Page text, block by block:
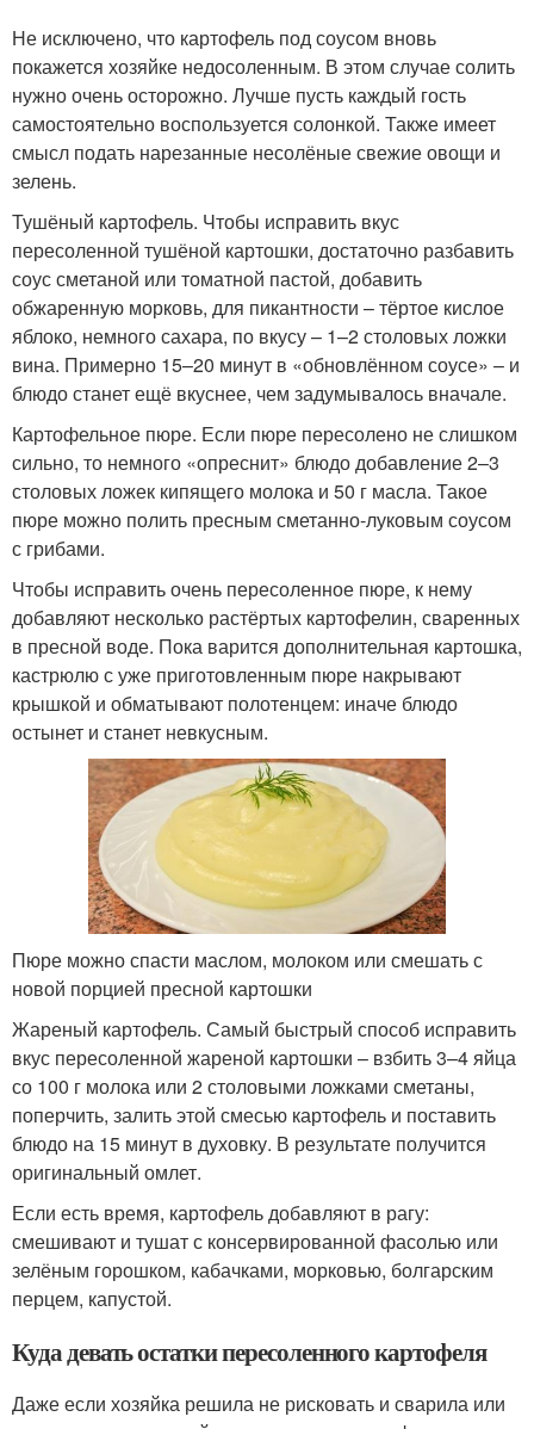
Не исключено, что картофель под соусом вновь
покажется хозяйке недосоленным. В этом случае солить
нужно очень осторожно. Лучше пусть каждый гость
самостоятельно воспользуется солонкой. Также имеет
смысл подать нарезанные несолёные свежие овощи и
зелень.
Тушёный картофель. Чтобы исправить вкус
пересоленной тушёной картошки, достаточно разбавить
соус сметаной или томатной пастой, добавить
обжаренную морковь, для пикантности – тёртое кислое
яблоко, немного сахара, по вкусу – 1–2 столовых ложки
вина. Примерно 15–20 минут в «обновлённом соусе» – и
блюдо станет ещё вкуснее, чем задумывалось вначале.
Картофельное пюре. Если пюре пересолено не слишком
сильно, то немного «опреснит» блюдо добавление 2–3
столовых ложек кипящего молока и 50 г масла. Такое
пюре можно полить пресным сметанно-луковым соусом
с грибами.
Чтобы исправить очень пересоленное пюре, к нему
добавляют несколько растёртых картофелин, сваренных
в пресной воде. Пока варится дополнительная картошка,
кастрюлю с уже приготовленным пюре накрывают
крышкой и обматывают полотенцем: иначе блюдо
остынет и станет невкусным.
Пюре можно спасти маслом, молоком или смешать с
новой порцией пресной картошки
Жареный картофель. Самый быстрый способ исправить
вкус пересоленной жареной картошки – взбить 3–4 яйца
со 100 г молока или 2 столовыми ложками сметаны,
поперчить, залить этой смесью картофель и поставить
блюдо на 15 минут в духовку. В результате получится
оригинальный омлет.
Если есть время, картофель добавляют в рагу:
смешивают и тушат с консервированной фасолью или
зелёным горошком, кабачками, морковью, болгарским
перцем, капустой.
Куда девать остатки пересоленного картофеля
Даже если хозяйка решила не рисковать и сварила или